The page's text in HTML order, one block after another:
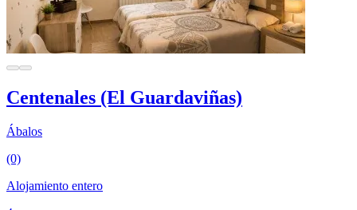
Centenales (El Guardaviñas)
Ábalos
(0)
Alojamiento entero